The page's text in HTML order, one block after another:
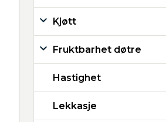
Kjøtt
Fruktbarhet døtre
Hastighet
Lekkasje